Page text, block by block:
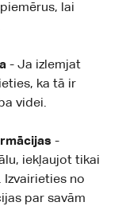
lai
- Ja izlemjat
ka tā ir
videi.
-
iekļaujot tikai
no
par savām